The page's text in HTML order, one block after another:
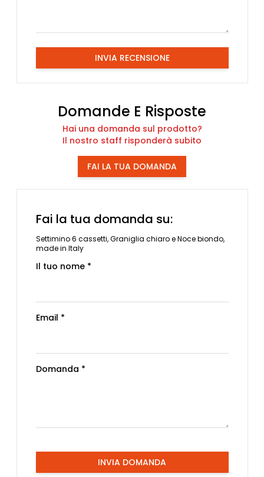
INVIA RECENSIONE
Domande E Risposte
Hai una domanda sul prodotto?
Il nostro staff risponderà subito
FAI LA TUA DOMANDA
Fai la tua domanda su:
Settimino 6 cassetti, Graniglia chiaro e Noce biondo,
made in Italy
Il tuo nome *
Email *
Domanda *
INVIA DOMANDA